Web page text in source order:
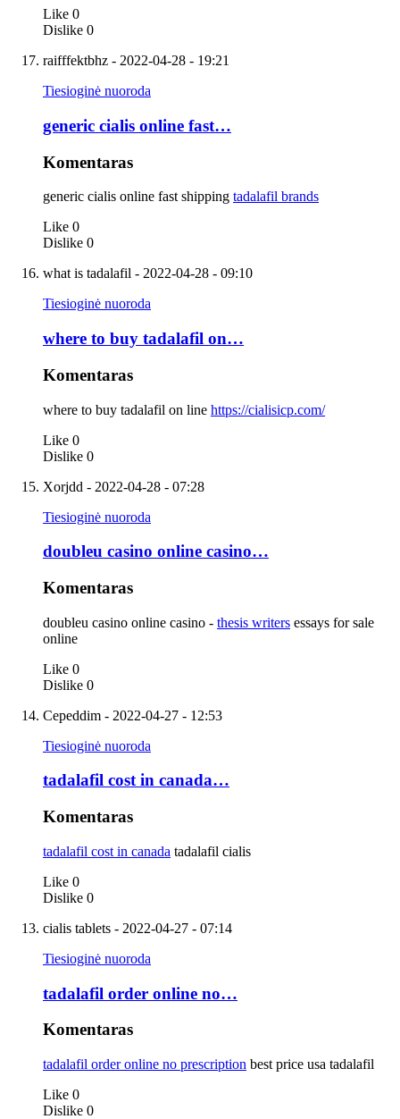
Like 0
Dislike 0
raifffektbhz - 2022-04-28 - 19:21
Tiesioginė nuoroda
generic cialis online fast…
Komentaras
generic cialis online fast shipping tadalafil brands
Like 0
Dislike 0
what is tadalafil - 2022-04-28 - 09:10
Tiesioginė nuoroda
where to buy tadalafil on…
Komentaras
where to buy tadalafil on line https://cialisicp.com/
Like 0
Dislike 0
Xorjdd - 2022-04-28 - 07:28
Tiesioginė nuoroda
doubleu casino online casino…
Komentaras
doubleu casino online casino - thesis writers essays for sale
online
Like 0
Dislike 0
Cepeddim - 2022-04-27 - 12:53
Tiesioginė nuoroda
tadalafil cost in canada…
Komentaras
tadalafil cost in canada tadalafil cialis
Like 0
Dislike 0
cialis tablets - 2022-04-27 - 07:14
Tiesioginė nuoroda
tadalafil order online no…
Komentaras
tadalafil order online no prescription best price usa tadalafil
Like 0
Dislike 0